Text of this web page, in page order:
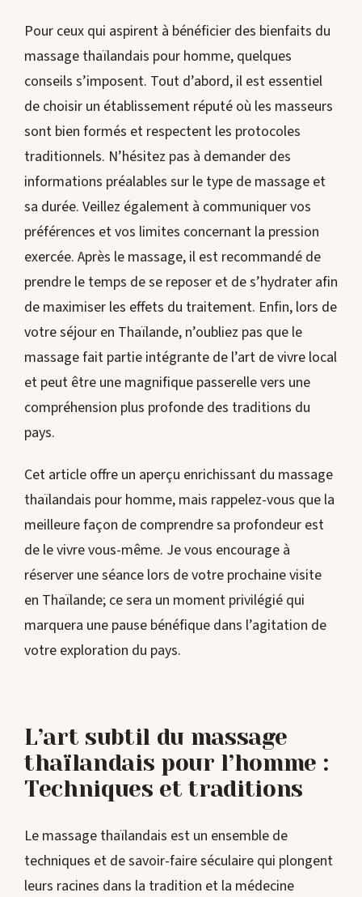
Pour ceux qui aspirent à bénéficier des bienfaits du
massage thaïlandais pour homme, quelques
conseils s’imposent. Tout d’abord, il est essentiel
de choisir un établissement réputé où les masseurs
sont bien formés et respectent les protocoles
traditionnels. N’hésitez pas à demander des
informations préalables sur le type de massage et
sa durée. Veillez également à communiquer vos
préférences et vos limites concernant la pression
exercée. Après le massage, il est recommandé de
prendre le temps de se reposer et de s’hydrater afin
de maximiser les effets du traitement. Enfin, lors de
votre séjour en Thaïlande, n’oubliez pas que le
massage fait partie intégrante de l’art de vivre local
et peut être une magnifique passerelle vers une
compréhension plus profonde des traditions du
pays.
Cet article offre un aperçu enrichissant du massage
thaïlandais pour homme, mais rappelez-vous que la
meilleure façon de comprendre sa profondeur est
de le vivre vous-même. Je vous encourage à
réserver une séance lors de votre prochaine visite
en Thaïlande; ce sera un moment privilégié qui
marquera une pause bénéfique dans l’agitation de
votre exploration du pays.
L’art subtil du massage
thaïlandais pour l’homme :
Techniques et traditions
Le massage thaïlandais est un ensemble de
techniques et de savoir-faire séculaire qui plongent
leurs racines dans la tradition et la médecine